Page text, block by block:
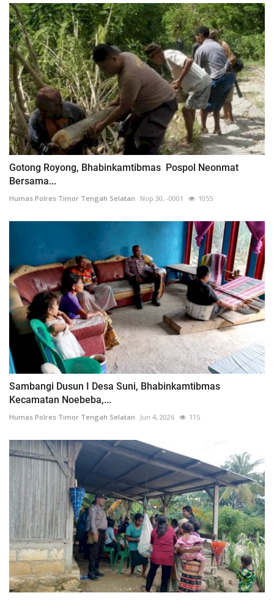
Gotong Royong, Bhabinkamtibmas Pospol Neonmat
Bersama...
Humas Polres Timor Tengah Selatan Nop 30, -0001 1055
Sambangi Dusun I Desa Suni, Bhabinkamtibmas
Kecamatan Noebeba,...
Humas Polres Timor Tengah Selatan Jun 4, 2026 115